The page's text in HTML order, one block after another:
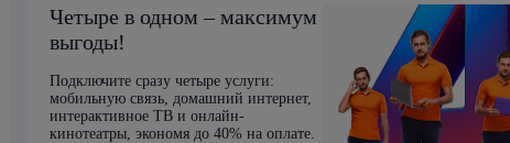
Четыре в одном – максимум
выгоды!
Подключите сразу четыре услуги:
мобильную связь, домашний интернет,
интерактивное ТВ и онлайн-
кинотеатры, экономя до 40% на оплате.